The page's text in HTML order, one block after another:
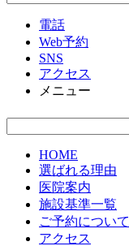
電話
Web予約
SNS
アクセス
メニュー
HOME
選ばれる理由
医院案内
施設基準一覧
ご予約について
アクセス